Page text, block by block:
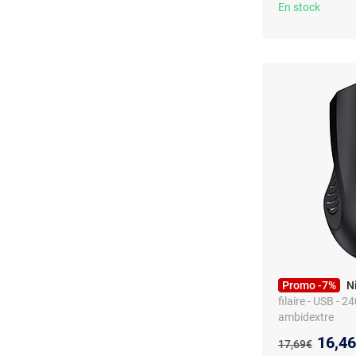
En stock
Promo -7%
filaire - USB -
ambidextre
Ancien prix :
17,69€